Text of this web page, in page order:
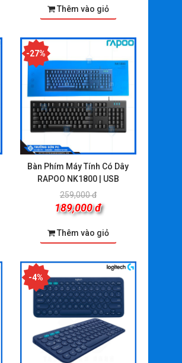
Thêm vào giỏ
-27%
Bàn Phím Máy Tính Có Dây
RAPOO NK1800 | USB
259,000 đ
189,000 đ
Thêm vào giỏ
-4%